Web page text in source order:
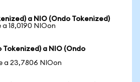
a NIO (Ondo Tokenized)
a 18,0190 NIOon
Tokenized) a NIO (Ondo
a 23,7806 NIOon